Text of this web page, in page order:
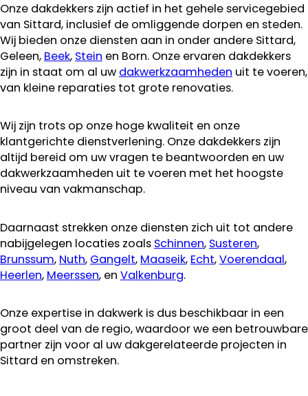
Onze dakdekkers zijn actief in het gehele servicegebied
van Sittard, inclusief de omliggende dorpen en steden.
Wij bieden onze diensten aan in onder andere Sittard,
Geleen, Beek, Stein en Born. Onze ervaren dakdekkers
zijn in staat om al uw dakwerkzaamheden uit te voeren,
van kleine reparaties tot grote renovaties.
Wij zijn trots op onze hoge kwaliteit en onze
klantgerichte dienstverlening. Onze dakdekkers zijn
altijd bereid om uw vragen te beantwoorden en uw
dakwerkzaamheden uit te voeren met het hoogste
niveau van vakmanschap.
Daarnaast strekken onze diensten zich uit tot andere
nabijgelegen locaties zoals Schinnen, Susteren,
Brunssum, Nuth, Gangelt, Maaseik, Echt,Voerendaal,
Heerlen, Meerssen, en Valkenburg.
Onze expertise in dakwerk is dus beschikbaar in een
groot deel van de regio, waardoor we een betrouwbare
partner zijn voor al uw dakgerelateerde projecten in
Sittard en omstreken.